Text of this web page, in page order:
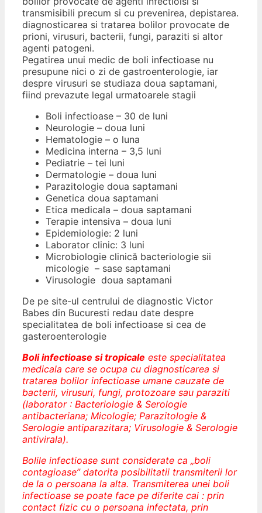
transmisibili precum si cu prevenirea, depistarea.
diagnosticarea si tratarea bolilor provocate de
prioni, virusuri, bacterii, fungi, paraziti si altor
agenti patogeni.
Pegatirea unui medic de boli infectioase nu
presupune nici o zi de gastroenterologie, iar
despre virusuri se studiaza doua saptamani,
fiind prevazute legal urmatoarele stagii
Boli infectioase – 30 de luni
Neurologie – doua luni
Hematologie – o luna
Medicina interna – 3,5 luni
Pediatrie – tei luni
Dermatologie – doua luni
Parazitologie doua saptamani
Genetica doua saptamani
Etica medicala – doua saptamani
Terapie intensiva – doua luni
Epidemiologie: 2 luni
Laborator clinic: 3 luni
Microbiologie clinică bacteriologie sii
micologie – sase saptamani
Virusologie doua saptamani
De pe site-ul centrului de diagnostic Victor
Babes din Bucuresti redau date despre
specialitatea de boli infectioase si cea de
gasteroenterologie
Boli infectioase si tropicale este specialitatea
medicala care se ocupa cu diagnosticarea si
tratarea bolilor infectioase umane cauzate de
bacterii, virusuri, fungi, protozoare sau paraziti
(laborator : Bacteriologie & Serologie
antibacteriana; Micologie; Parazitologie &
Serologie antiparazitara; Virusologie & Serologie
antivirala).
Bolile infectioase sunt considerate ca „boli
contagioase” datorita posibilitatii transmiterii lor
de la o persoana la alta. Transmiterea unei boli
infectioase se poate face pe diferite cai : prin
contact fizic cu o persoana infectata, prin